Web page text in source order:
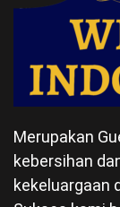
Merupakan
kebersihan
kekeluargaan